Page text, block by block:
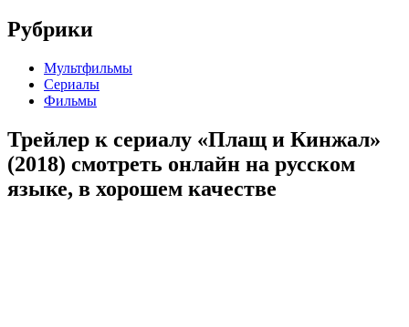
Рубрики
Мультфильмы
Сериалы
Фильмы
Трейлер к сериалу «Плащ и Кинжал»
(2018) cмотреть онлайн на русском
языке, в хорошем качестве